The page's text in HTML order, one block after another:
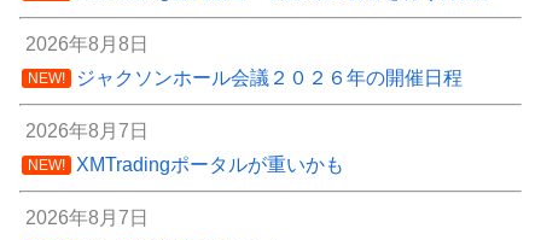
2026年8月8日
NEW! ジャクソンホール会議２０２６年の開催日程
2026年8月7日
NEW! XMTradingポータルが重いかも
2026年8月7日